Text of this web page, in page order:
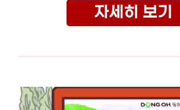
자세히 보기